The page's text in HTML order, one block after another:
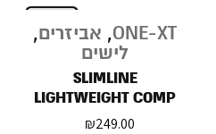
ONE-XT
, אביזרים,
לישים
SLIMLINE
LIGHTWEIGHT COMP
ONE-XT - 6FT Leash
₪249.00